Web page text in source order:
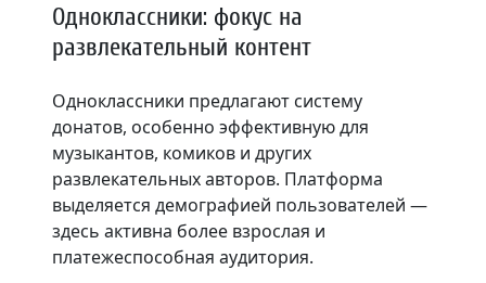
Одноклассники: фокус на
развлекательный контент
Одноклассники предлагают систему
донатов, особенно эффективную для
музыкантов, комиков и других
развлекательных авторов. Платформа
выделяется демографией пользователей —
здесь активна более взрослая и
платежеспособная аудитория.